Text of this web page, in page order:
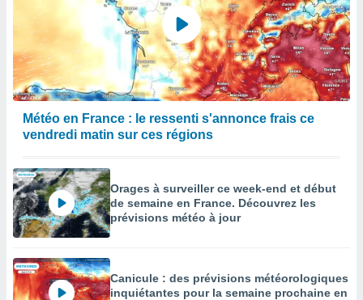
Météo en France : le ressenti s'annonce frais ce
vendredi matin sur ces régions
Orages à surveiller ce week-end et début
de semaine en France. Découvrez les
prévisions météo à jour
Canicule : des prévisions météorologiques
inquiétantes pour la semaine prochaine en